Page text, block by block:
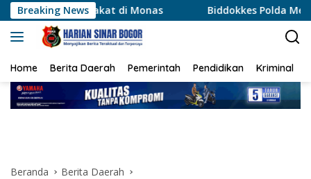
Langsung
ke
konten
Breaking News
di Monas Biddokkes Polda Metro Jaya Kerahkan Tim
Home Berita Daerah Pemerintah Pendidikan Kriminal
Beranda Berita Daerah